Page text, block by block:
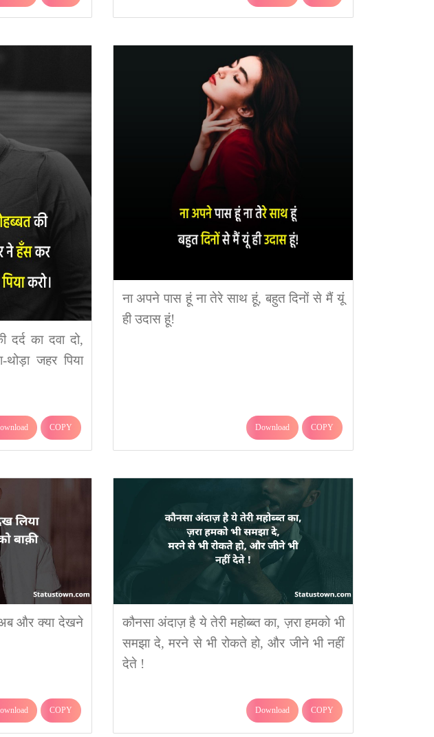
दर्द का दवा दो,
जहर पिया
COPY
ना अपने पास हूं ना तेरे साथ हूं, बहुत दिनों से मैं यूं
ही उदास हूं!
Download COPY
और क्या देखने
COPY
कौनसा अंदाज़ है ये तेरी महोब्ब्त का, ज़रा हमको भी
समझा दे, मरने से भी रोकते हो, और जीने भी नहीं
देते !
Download COPY